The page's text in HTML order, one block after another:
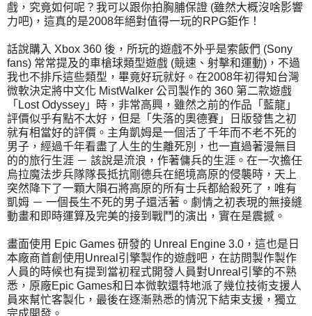
戲，究竟如何呢？我可以跟你拍胸脯保證 (雖然大概沒啥影響
力吧)，這真的是2008年絕對值得一玩的RPG鉅作！
話說購入 Xbox 360 後，所玩的遊戲不外乎是索飯們 (Sony
fans) 常常提及的車槍球類型遊戲 (競速、射擊和運動)，不過
我也不排斥這些類型，畢竟好玩就好。在2008年初得知台灣
微軟決定將中文化 MistWalker 公司製作的 360 第二款遊戲
「Lost Odyssey」時，非常高興，雖然之前的作品「藍龍」
評價似乎有點不太好，但是「失落的奧德賽」日版發售之初
就有相當好的評價。主角凱姆是一個活了千年而不老不死的
男子，經過千年看盡了人生的生離死別，也一直過著漫無目
的的旅行生涯 － 該說是流浪，作著傭兵的生涯。在一次擔任
烏拉魔法步兵隊隊長抵抗剛德兵在絕境高原的侵襲時，天上
突然降下了一顆大隕石將高原的所有士兵都給殺死了，唯有
凱姆 － 一個長生不死的男子還活著。劇情之初表現的無接縫
動畫和即時運算及完美的接到戰鬥的演出，實在是震撼。
畫面使用 Epic Games 研發的 Unreal Engine 3.0，這也是日
本廠商首創使用Unreal引擎製作的遊戲吧，在訪問製作製作
人員的時候也有提到當初程式開發人員對Unreal引擎的不熟
悉，原廠Epic Games和日本微軟還特地派了幾位技術支援人
員來幫忙客製化，最後在逐漸熟悉的情況下結束支援，獨立
完成開發。